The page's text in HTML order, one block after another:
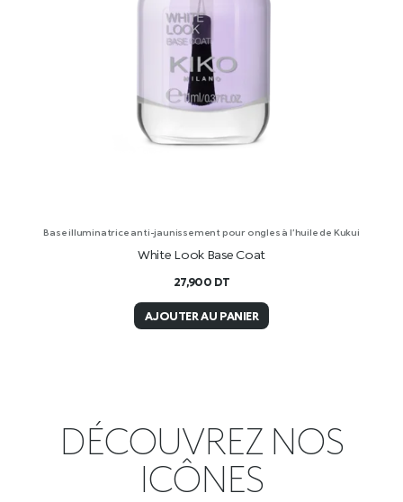
Base illuminatrice anti-jaunissement pour ongles à l’huile de Kukui
White Look Base Coat
27,900 DT
AJOUTER AU PANIER
DÉCOUVREZ NOS
ICÔNES